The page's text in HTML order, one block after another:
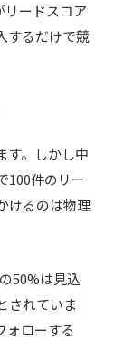
リードスコア
するだけで競
す。しかし中
100件のリー
けるのは物理
50%は見込
されていま
ォローする